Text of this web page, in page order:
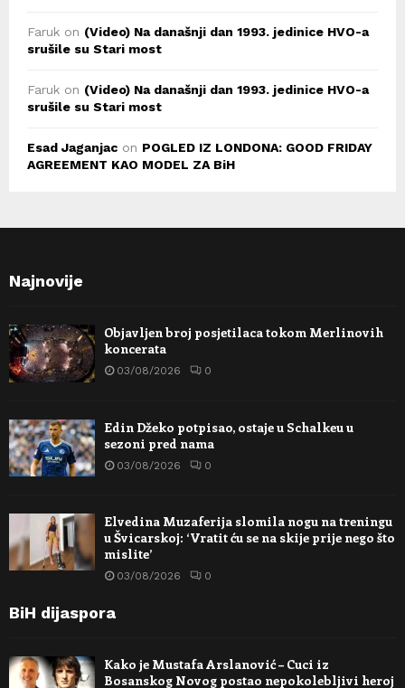
Faruk on (Video) Na današnji dan 1993. jedinice HVO-a
srušile su Stari most
Faruk on (Video) Na današnji dan 1993. jedinice HVO-a
srušile su Stari most
Esad Jaganjac on POGLED IZ LONDONA: GOOD FRIDAY
AGREEMENT KAO MODEL ZA BiH
Najnovije
Objavljen broj posjetilaca tokom Merlinovih
koncerata
03/08/2026 0
Edin Džeko potpisao, ostaje u Schalkeu u
sezoni pred nama
03/08/2026 0
Elvedina Muzaferija slomila nogu na treningu
u Švicarskoj: ‘Vratit ću se na skije prije nego što
mislite’
03/08/2026 0
BiH dijaspora
Kako je Mustafa Arslanović – Cuci iz
Bosanskog Novog postao nepokolebljivi heroj